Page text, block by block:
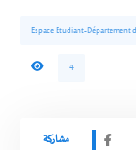
Espace Etudiant-Département
4